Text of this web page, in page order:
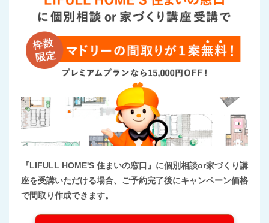
『LIFULL HOME'S 住まいの窓口』に個別相談or家づくり講
座を受講いただける場合、ご予約完了後にキャンペーン価格
で間取り作成できます。